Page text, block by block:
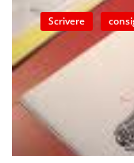
Scrivere